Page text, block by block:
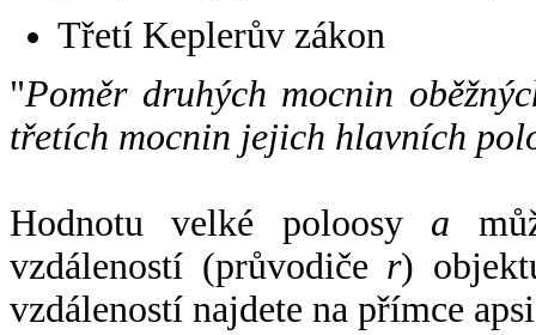
Třetí Keplerův zákon
"Poměr druhých mocnin
třetích mocnin jejich hlavních
Hodnotu velké poloosy a
vzdáleností (průvodiče r)
vzdáleností najdete na přímce